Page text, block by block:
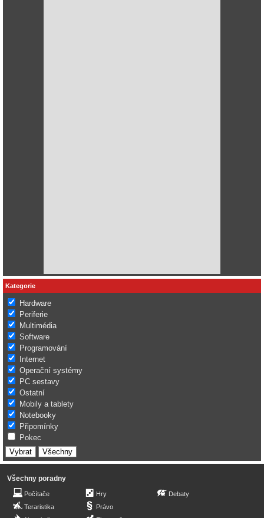
Kategorie
Hardware
Periferie
Multimédia
Software
Programování
Internet
Operační systémy
PC sestavy
Ostatní
Mobily a tablety
Notebooky
Připomínky
Pokec
Všechny poradny
Počítače
Teraristika
Hry
Právo
Debaty